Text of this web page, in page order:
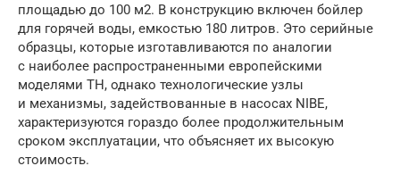
площадью до 100 м2. В конструкцию включен бойлер
для горячей воды, емкостью 180 литров. Это серийные
образцы, которые изготавливаются по аналогии
с наиболее распространенными европейскими
моделями ТН, однако технологические узлы
и механизмы, задействованные в насосах NIBE,
характеризуются гораздо более продолжительным
сроком эксплуатации, что объясняет их высокую
стоимость.